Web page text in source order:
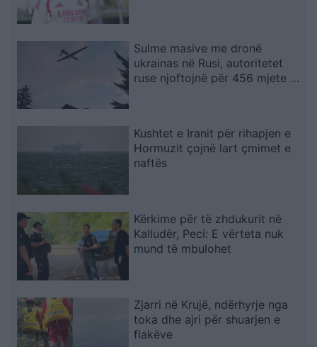
Sulme masive me dronë
ukrainas në Rusi, autoritetet
ruse njoftojnë për 456 mjete të
Kushtet e Iranit për rihapjen e
Hormuzit çojnë lart çmimet e
naftës
Kërkime për të zhdukurit në
Kalludër, Peci: E vërteta nuk
mund të mbulohet
Zjarri në Krujë, ndërhyrje nga
toka dhe ajri për shuarjen e
flakëve